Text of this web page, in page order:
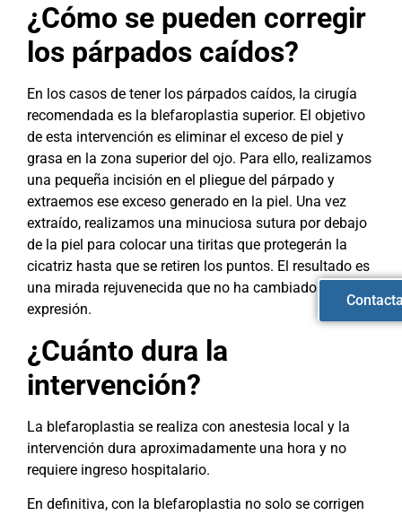
¿Cómo se pueden corregir
los párpados caídos?
En los casos de tener los párpados caídos, la cirugía
recomendada es la blefaroplastia superior. El objetivo
de esta intervención es eliminar el exceso de piel y
grasa en la zona superior del ojo. Para ello, realizamos
una pequeña incisión en el pliegue del párpado y
extraemos ese exceso generado en la piel. Una vez
extraído, realizamos una minuciosa sutura por debajo
de la piel para colocar una tiritas que protegerán la
cicatriz hasta que se retiren los puntos. El resultado es
una mirada rejuvenecida que no ha cambiado de
expresión.
¿Cuánto dura la
intervención?
La blefaroplastia se realiza con anestesia local y la
intervención dura aproximadamente una hora y no
requiere ingreso hospitalario.
En definitiva, con la blefaroplastia no solo se corrigen